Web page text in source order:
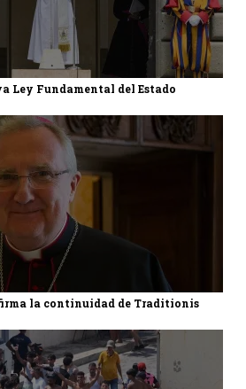
Ley Fundamental del Estado
la continuidad de Traditionis